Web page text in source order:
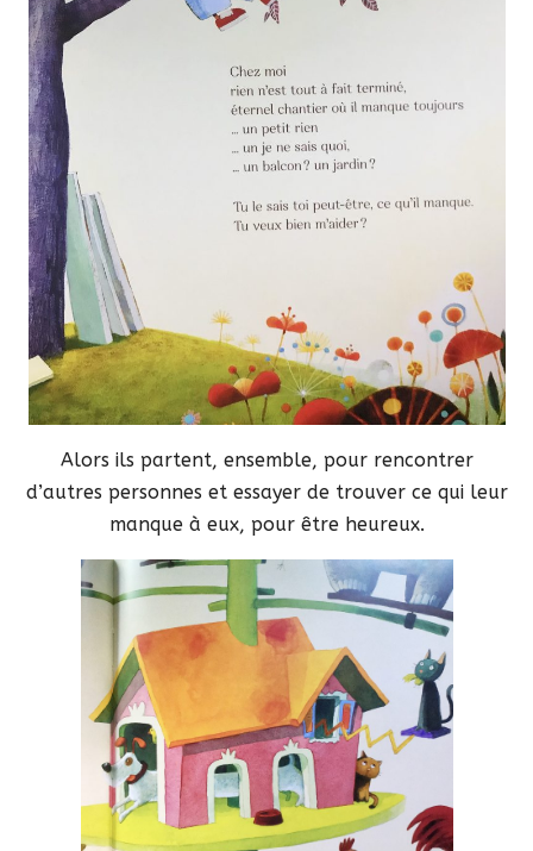
Alors ils partent, ensemble, pour rencontrer
d’autres personnes et essayer de trouver ce qui leur
manque à eux, pour être heureux.